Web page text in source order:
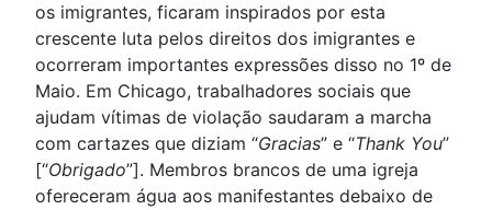
os imigrantes, ficaram inspirados por esta
crescente luta pelos direitos dos imigrantes e
ocorreram importantes expressões disso no 1º de
Maio. Em Chicago, trabalhadores sociais que
ajudam vítimas de violação saudaram a marcha
com cartazes que diziam “Gracias” e “Thank You”
[“Obrigado”]. Membros brancos de uma igreja
ofereceram água aos manifestantes debaixo de